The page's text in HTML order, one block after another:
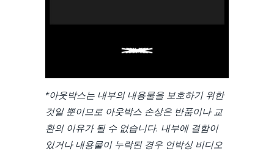
*아웃박스는 내부의 내용물을 보호하기 위한
것일 뿐이므로 아웃박스 손상은 반품이나 교
환의 이유가 될 수 없습니다. 내부에 결함이
있거나 내용물이 누락된 경우 언박싱 비디오